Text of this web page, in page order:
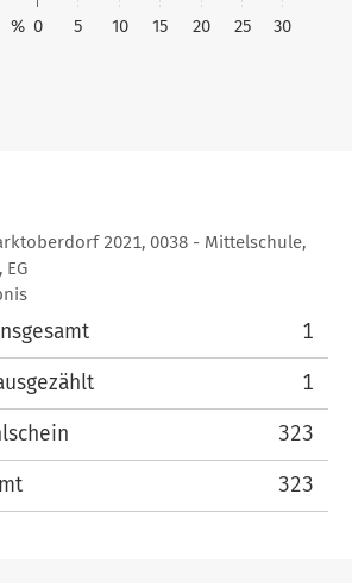
0 5 10 15 20 25 30
%
2021, 0038 - Mittelschule,
1
1
323
323